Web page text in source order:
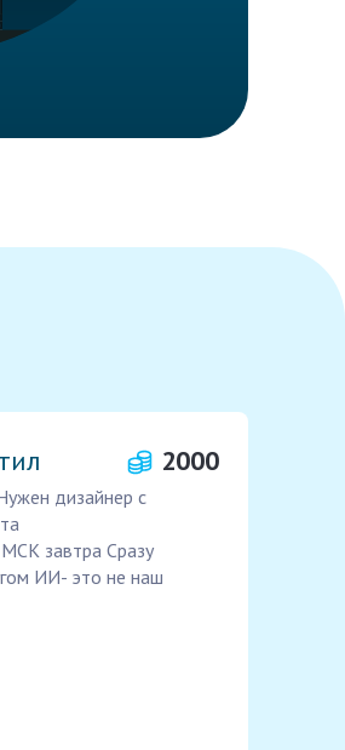
2000
дизайнер с
завтра Сразу
ИИ- это не наш